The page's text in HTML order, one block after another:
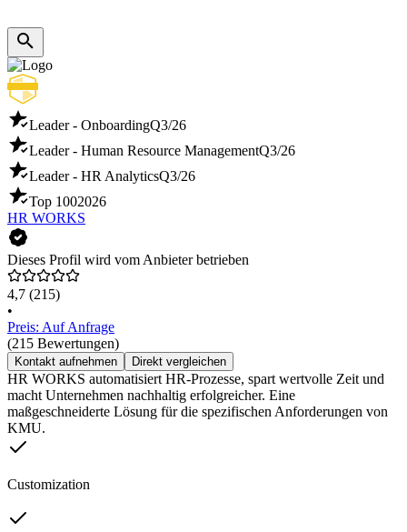
Leader - OnboardingQ3/26
Leader - Human Resource ManagementQ3/26
Leader - HR AnalyticsQ3/26
Top 1002026
HR WORKS
Dieses Profil wird vom Anbieter betrieben
4,7 (215)
•
Preis: Auf Anfrage
(215 Bewertungen)
Kontakt aufnehmen Direkt vergleichen
HR WORKS automatisiert HR-Prozesse, spart wertvolle Zeit und
macht Unternehmen nachhaltig erfolgreicher. Eine
maßgeschneiderte Lösung für die spezifischen Anforderungen von
KMU.
Customization